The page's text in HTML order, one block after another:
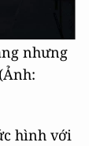
nhưng
hình với